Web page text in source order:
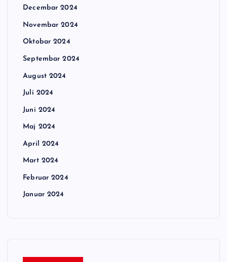
Decembar 2024
Novembar 2024
Oktobar 2024
Septembar 2024
August 2024
Juli 2024
Juni 2024
Maj 2024
April 2024
Mart 2024
Februar 2024
Januar 2024